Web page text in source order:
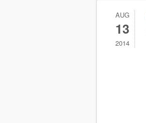
AUG
13
2014